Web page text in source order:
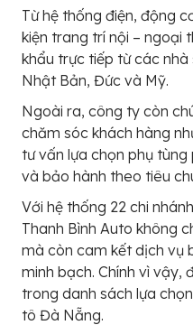
Từ hệ thống điện, động
kiện trang trí nội – ngoại
khẩu trực tiếp từ các
Nhật Bản, Đức và Mỹ.
Ngoài ra, công ty còn
chăm sóc khách hàng
tư vấn lựa chọn phụ
và bảo hành theo tiêu
Với hệ thống 22 chi
Thanh Bình Auto không
mà còn cam kết dịch vụ
minh bạch. Chính vì vậy,
trong danh sách lựa
tô Đà Nẵng.